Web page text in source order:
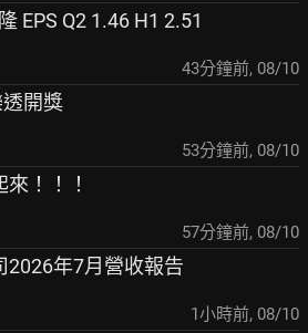
EPS Q2 1.46 H1 2.51
43分鐘前, 08/10
透開獎
53分鐘前, 08/10
！！！
57分鐘前, 08/10
2026年7月營收報告
1小時前, 08/10